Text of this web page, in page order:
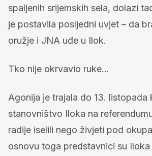
spaljenih srijemskih sela, dolazi
je postavila posljedni uvjet – da
oružje i JNA uđe u Ilok.
Tko nije okrvavio ruke...
Agonija je trajala do 13. listopada
stanovništvo Iloka na
radije iselili nego živjeti pod
osnovu toga predstavnici su Iloka